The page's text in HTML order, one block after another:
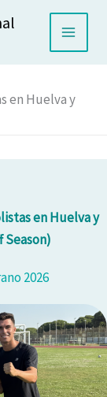
en Huelva y
en Huelva y
Season)
2026